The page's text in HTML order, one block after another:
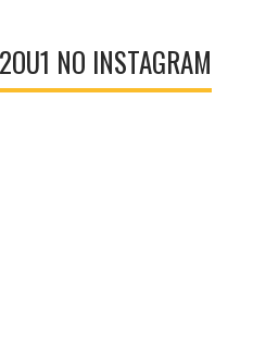
NO INSTAGRAM